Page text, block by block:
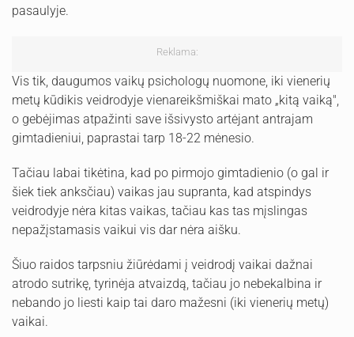
pasaulyje.
Reklama:
Vis tik, daugumos vaikų psichologų nuomone, iki vienerių
metų kūdikis veidrodyje vienareikšmiškai mato „kitą vaiką",
o gebėjimas atpažinti save išsivysto artėjant antrajam
gimtadieniui, paprastai tarp 18-22 mėnesio.
Tačiau labai tikėtina, kad po pirmojo gimtadienio (o gal ir
šiek tiek anksčiau) vaikas jau supranta, kad atspindys
veidrodyje nėra kitas vaikas, tačiau kas tas mįslingas
nepažįstamasis vaikui vis dar nėra aišku.
Šiuo raidos tarpsniu žiūrėdami į veidrodį vaikai dažnai
atrodo sutrikę, tyrinėja atvaizdą, tačiau jo nebekalbina ir
nebando jo liesti kaip tai daro mažesni (iki vienerių metų)
vaikai.